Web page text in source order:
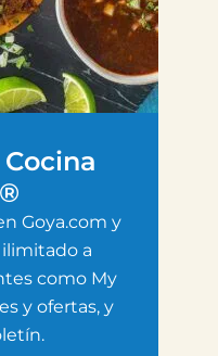
Goya.com y
a
como My
y ofertas, y